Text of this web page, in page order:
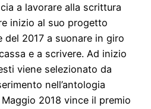
a lavorare alla scrittura
inizio al suo progetto
del 2017 a suonare in giro
e a scrivere. Ad inizio
viene selezionato da
nell’antologia
Maggio 2018 vince il premio